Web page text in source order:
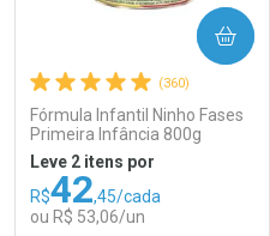
(360)
Fórmula Infantil Ninho Fases
Primeira Infância 800g
Leve 2 itens por
R$42,45/cada
ou R$ 53,06/un
COMPRAR